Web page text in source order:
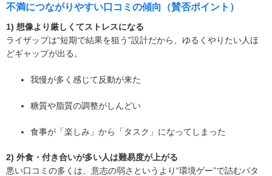
不満につながりやすい口コミの傾向（賛否ポイント）
1) 想像より厳しくてストレスになる
ライザップは“短期で結果を狙う”設計だから、ゆるくやりたい人ほ
どギャップが出る。
我慢が多く感じて反動が来た
糖質や脂質の調整がしんどい
食事が「楽しみ」から「タスク」になってしまった
2) 外食・付き合いが多い人は難易度が上がる
悪い口コミの多くは、意志の弱さというより“環境ゲー”で詰むパタ